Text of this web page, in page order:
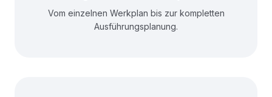
Vom einzelnen Werkplan bis zur kompletten
Ausführungsplanung.